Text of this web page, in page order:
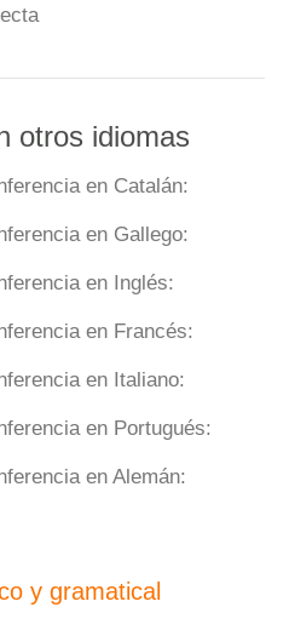
otros idiomas
en Catalán:
en Gallego:
en Inglés:
en Francés:
en Italiano:
en Portugués:
en Alemán:
y gramatical